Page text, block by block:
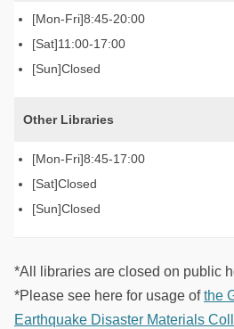
8:45-20:00
11:00-17:00
Closed
Other Libraries
8:45-17:00
Closed
Closed
*All libraries are closed on public
*Please see here for usage ofthe
Earthquake Disaster Materials